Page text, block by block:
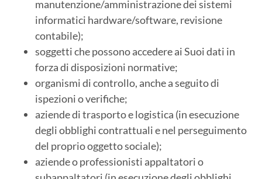
manutenzione/amministrazione dei sistemi
informatici hardware/software, revisione
contabile);
soggetti che possono accedere ai Suoi dati in
forza di disposizioni normative;
organismi di controllo, anche a seguito di
ispezioni o verifiche;
aziende di trasporto e logistica (in esecuzione
degli obblighi contrattuali e nel perseguimento
del proprio oggetto sociale);
aziende o professionisti appaltatori o